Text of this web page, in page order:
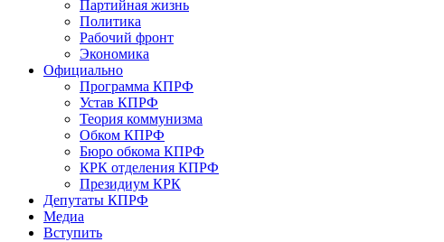
Партийная жизнь
Политика
Рабочий фронт
Экономика
Официально
Программа КПРФ
Устав КПРФ
Теория коммунизма
Обком КПРФ
Бюро обкома КПРФ
КРК отделения КПРФ
Президиум КРК
Депутаты КПРФ
Медиа
Вступить